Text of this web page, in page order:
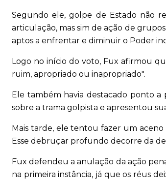
Segundo ele, golpe de Estado não
articulação, mas sim de ação de
aptos a enfrentar e diminuir o Poder
Logo no início do voto, Fux afirmou
ruim, apropriado ou inapropriado".
Ele também havia destacado ponto a
sobre a trama golpista e apresentou
Mais tarde, ele tentou fazer um aceno
Esse debruçar profundo decorre da
Fux defendeu a anulação da ação
na primeira instância, já que os réus